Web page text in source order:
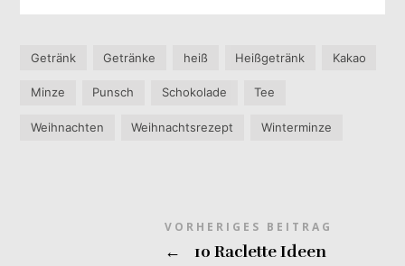
Getränk Getränke heiß Heißgetränk Kakao
Minze Punsch Schokolade Tee
Weihnachten Weihnachtsrezept Winterminze
VORHERIGES BEITRAG
← 10 Raclette Ideen